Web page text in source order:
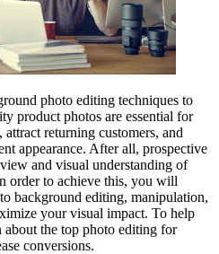
photo editing techniques to
product photos are essential for
attract returning customers, and
appearance. After all, prospective
and visual understanding of
order to achieve this, you will
background editing, manipulation,
your visual impact. To help
about the top photo editing for
conversions.